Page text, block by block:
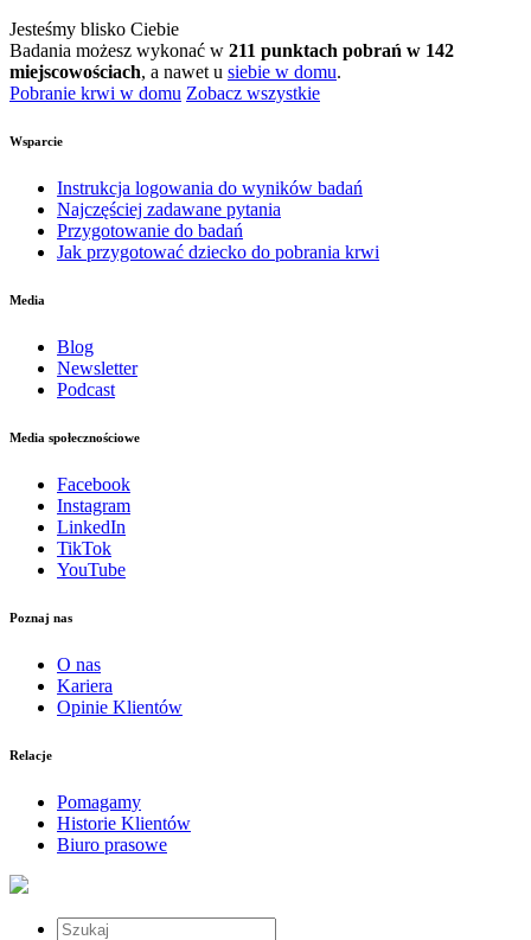
Jesteśmy blisko Ciebie
Badania możesz wykonać w 211 punktach pobrań w 142
miejscowościach, a nawet u siebie w domu.
Pobranie krwi w domu Zobacz wszystkie
Wsparcie
Instrukcja logowania do wyników badań
Najczęściej zadawane pytania
Przygotowanie do badań
Jak przygotować dziecko do pobrania krwi
Media
Blog
Newsletter
Podcast
Media społecznościowe
Facebook
Instagram
LinkedIn
TikTok
YouTube
Poznaj nas
O nas
Kariera
Opinie Klientów
Relacje
Pomagamy
Historie Klientów
Biuro prasowe